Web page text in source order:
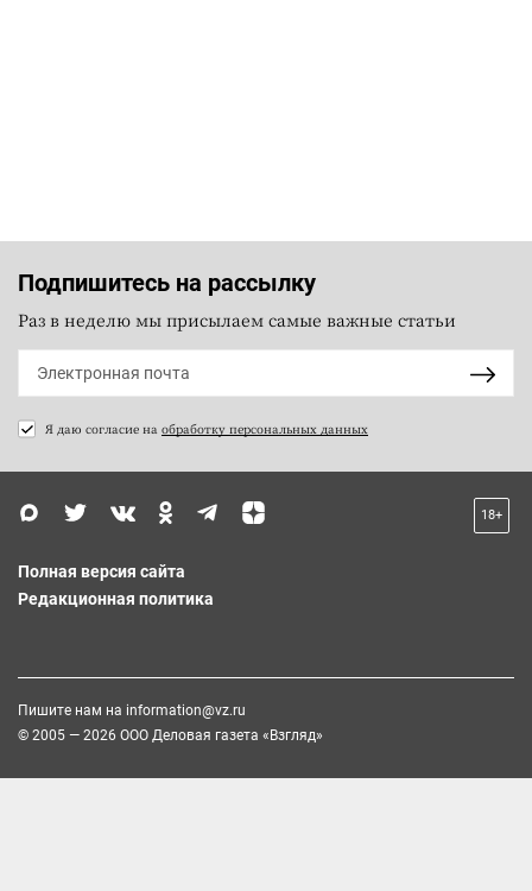
Подпишитесь на рассылку
Раз в неделю мы присылаем самые важные статьи
Я даю согласие на обработку персональных данных
18+
Полная версия сайта
Редакционная политика
Пишите нам на information@vz.ru
© 2005 — 2026 ООО Деловая газета «Взгляд»